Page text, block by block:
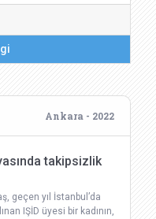
Ankara - 2022
takipsizlik
geçen yıl İstanbul’da
IŞİD üyesi bir kadının,